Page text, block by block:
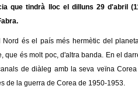
que tindrà lloc el dilluns 29 d'abril
Nord és el país més hermètic del
que és molt poc, d'altra banda. En el
de diàleg amb la seva veïna
de la guerra de Corea de 1950-1953.